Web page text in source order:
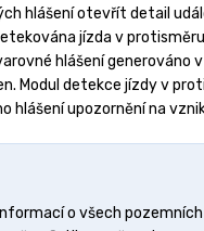
hlášení otevřít detail
jízda v
hlášení generováno
Modul detekce jízdy v
upozornění na
o všech pozemních